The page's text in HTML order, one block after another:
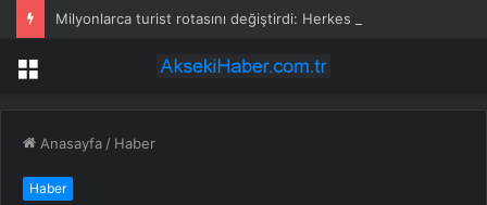
Menü
Anasayfa / Haber
Haber